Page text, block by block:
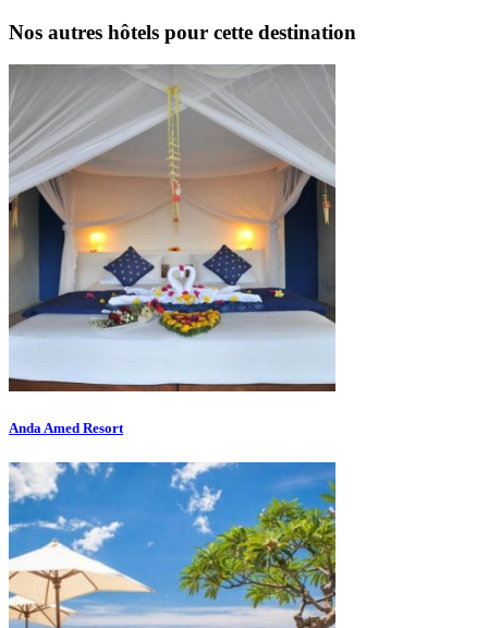
Nos autres hôtels pour cette destination
Anda Amed Resort